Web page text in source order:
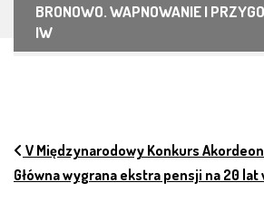
BRONOWO. WAPNOWANIE I
IW
NAWIGACJA PO
V Międzynarodowy Konkurs
Główna wygrana ekstra pensji na 20